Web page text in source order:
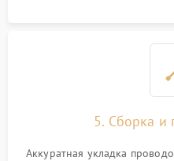
5. Сборка и
Аккуратная укладка